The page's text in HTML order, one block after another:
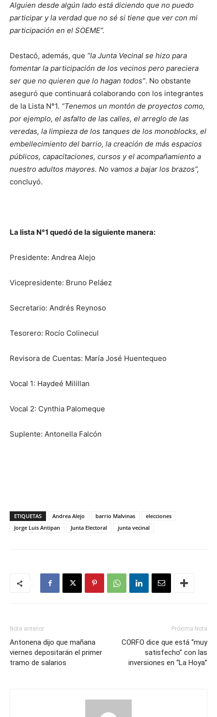
Alguien desde algún lado está diciendo que no puedo
participar y la verdad que no sé si tiene que ver con mi
participación en el SOEME”.
Destacó, además, que “la Junta Vecinal se hizo para
fomentar la participación de los vecinos pero pareciera
ser que no quieren que lo hagan todos”. No obstante
aseguró que continuará colaborando con los integrantes
de la Lista N°1. “Tenemos un montón de proyectos como,
por ejemplo, el asfalto de las calles, el arreglo de las
veredas, la limpieza de los tanques de los monoblocks, el
embellecimiento del barrio, la creación de más espacios
públicos, capacitaciones, cursos y el acompañamiento a
nuestro adultos mayores. No vamos a bajar los brazos”,
concluyó.
La lista N°1 quedó de la siguiente manera:
Presidente: Andrea Alejo
Vicepresidente: Bruno Peláez
Secretario: Andrés Reynoso
Tesorero: Rocío Colinecul
Revisora de Cuentas: María José Huentequeo
Vocal 1: Haydeé Milillan
Vocal 2: Cynthia Palomeque
Suplente: Antonella Falcón
ETIQUETAS Andrea Alejo barrio Malvinas
elecciones
Jorge Luis Antipan
Junta Electoral junta vecinal
Nota anterior
Antonena dijo que mañana
viernes depositarán el primer
tramo de salarios
Próxima Nota
CORFO dice que está “muy
satisfecho” con las
inversiones en “La Hoya”